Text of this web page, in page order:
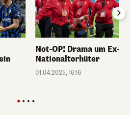
Not-OP! Drama um Ex-
Nationaltorhüter
01.04.2025, 16:16